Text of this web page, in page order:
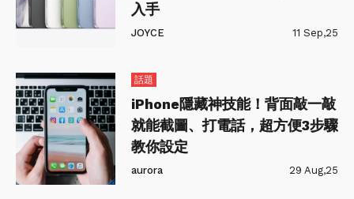
入手
JOYCE 11 Sep,25
話題
iPhone隱藏神技能！背面敲一敲
就能截圖、打電話，超方便3步驟
教你設定
aurora 29 Aug,25